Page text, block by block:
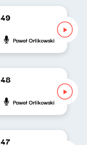
Paweł Orlikowski
Paweł Orlikowski